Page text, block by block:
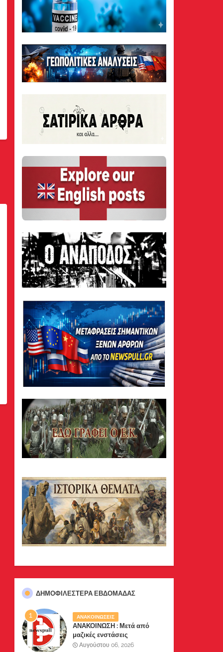
ΔΗΜΟΦΙΛΈΣΤΕΡΑ ΕΒΔΟΜΆΔΑΣ
ΑΝΑΚΟΙΝΩΣΕΙΣ
ΑΝΑΚΟΙΝΩΣΗ : Μετά από
μαζικές ενστάσεις
αναγνωστών μας, το site μας
Αυγούστου 06, 2026